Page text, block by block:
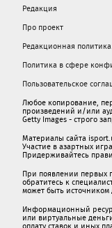
Редакция
Про проект
Редакционная политика
Политика в сфере
Пользовательское
Любое копирование,
произведений и/или
Getty Images - строго
Материалы сайта
Участие в азартных
Придерживайтесь
При появлении первых
обратитесь к
может быть источником
Информационный
или виртуальные